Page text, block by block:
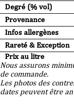
Degré (% vol)
Provenance
Infos allergènes
Rareté & Exception
Prix au litre
Nous assurons
de commande.
Les photos des
dates peuvent être